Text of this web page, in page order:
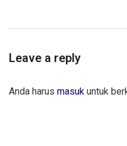
Leave a reply
Anda harus masuk untuk